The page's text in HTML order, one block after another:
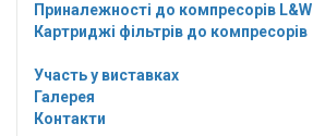
Приналежності до компресорів L&W
Картриджі фільтрів до компресорів
Участь у виставках
Галерея
Контакти